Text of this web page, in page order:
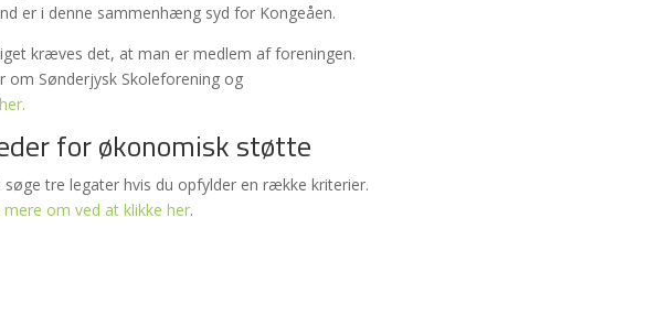
er i denne sammenhæng syd for Kongeåen.
kræves det, at man er medlem af foreningen.
om Sønderjysk Skoleforening og
her.
for økonomisk støtte
tre legater hvis du opfylder en række kriterier.
om ved at klikke her.